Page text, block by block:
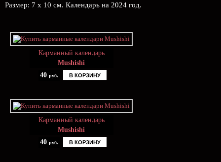
Размер: 7 х 10 см. Календарь на 2024 год.
Карманный календарь
Mushishi
40 руб. В КОРЗИНУ
Карманный календарь
Mushishi
40 руб. В КОРЗИНУ